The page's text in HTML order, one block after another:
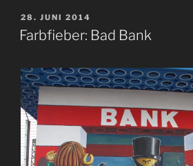
VERÖFFENTLICHT
AM
28. JUNI 2014
Farbfieber: Bad Bank